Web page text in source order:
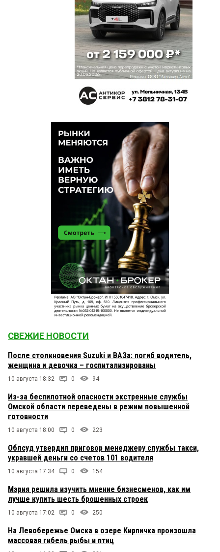
СВЕЖИЕ НОВОСТИ
После столкновения Suzuki и ВАЗа: погиб водитель,
женщина и девочка – госпитализированы
10 августа 18:32 0 94
Из-за беспилотной опасности экстренные службы
Омской области переведены в режим повышенной
готовности
10 августа 18:00 0 223
Облсуд утвердил приговор менеджеру службы такси,
укравшей деньги со счетов 101 водителя
10 августа 17:34 0 154
Мэрия решила изучить мнение бизнесменов, как им
лучше купить шесть брошенных строек
10 августа 17:02 0 250
На Левобережье Омска в озере Кирпичка произошла
массовая гибель рыбы и птиц